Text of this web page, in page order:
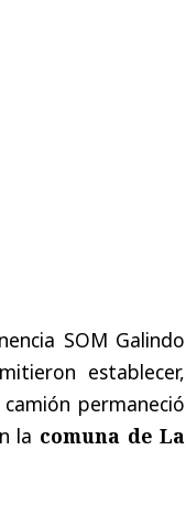
SOM Galindo
establecer,
permaneció
la comuna de La